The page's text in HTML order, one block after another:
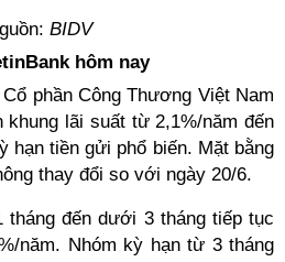
BIDV
hôm nay
phần Công Thương Việt Nam
khung lãi suất từ 2,1%/năm đến
hạn tiền gửi phổ biến. Mặt bằng
thay đổi so với ngày 20/6.
đến dưới 3 tháng tiếp tục
năm. Nhóm kỳ hạn từ 3 tháng